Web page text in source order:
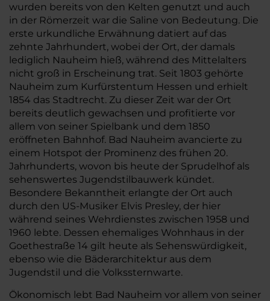
wurden bereits von den Kelten genutzt und auch
in der Römerzeit war die Saline von Bedeutung. Die
erste urkundliche Erwähnung datiert auf das
zehnte Jahrhundert, wobei der Ort, der damals
lediglich Nauheim hieß, während des Mittelalters
nicht groß in Erscheinung trat. Seit 1803 gehörte
Nauheim zum Kurfürstentum Hessen und erhielt
1854 das Stadtrecht. Zu dieser Zeit war der Ort
bereits deutlich gewachsen und profitierte vor
allem von seiner Spielbank und dem 1850
eröffneten Bahnhof. Bad Nauheim avancierte zu
einem Hotspot der Prominenz des frühen 20.
Jahrhunderts, wovon bis heute der Sprudelhof als
sehenswertes Jugendstilbauwerk kündet.
Besondere Bekanntheit erlangte der Ort auch
durch den US-Musiker Elvis Presley, der hier
während seines Wehrdienstes zwischen 1958 und
1960 lebte. Dessen ehemaliges Wohnhaus in der
Goethestraße 14 gilt heute als Sehenswürdigkeit,
ebenso wie die Bäderarchitektur aus dem
Jugendstil und die Volkssternwarte.
Ökonomisch lebt Bad Nauheim vor allem von seiner